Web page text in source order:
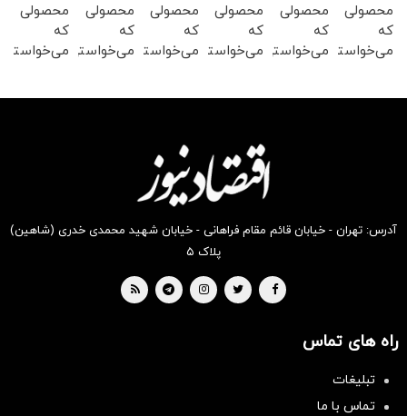
محصولی
که
می‌خواستی
محصولی
که
می‌خواستی
محصولی
که
می‌خواستی
بخر !
محصولی
که
می‌خواستی
بخر !
محصولی
که
می‌خواستی
محصولی
که
می‌خواستی
آدرس: تهران - خیابان قائم مقام فراهانی - خیابان شهید محمدی خدری (شاهین)
پلاک ۵
راه های تماس
تبلیغات
تماس با ما